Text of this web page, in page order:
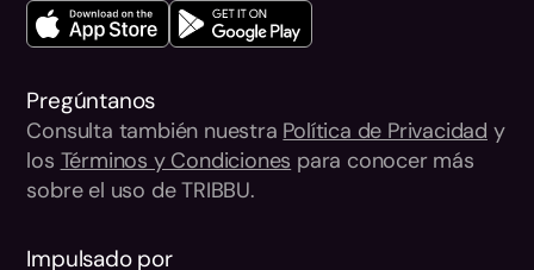
Pregúntanos
Consulta también nuestra Política de Privacidad y
los Términos y Condiciones para conocer más
sobre el uso de TRIBBU.
Impulsado por